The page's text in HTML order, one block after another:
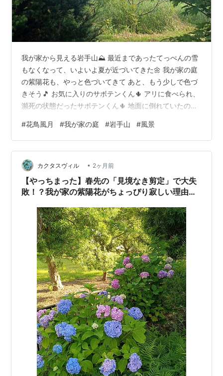
我が家から見える岩手山⛰️ 最近まであったてっぺんの雪
もなくなって、いよいよ夏が近づいてきた🌼 我が家の庭
の紫陽花も、やっと色づいてきて あと、もう少しで色づ
きそう🎵 お気に入りのサボテンくん🌵 アリに食べられ、
瀕死の状態だったサボテンくん🌵 地面に倒れていたの
こたえ、 そのうち、小さなサボテンが生えてきて、今で
は、 もう一つサボテンが生えてきてる🌵🌵 レモンバーム
は、いつも元気よく🌿 時々、ハーブティーで頂いてま～
す🫖 我が家の梅 梅干しにするには、まだもう少し🤔 お
いしい梅干しにしてあげるからね🎵 最後は、きゅうりく
ん🥒 一応、きゅうりが…
#花鳥風月 #我が家の庭 #岩手山 #風景
カクタスヴィル • 2ヶ月前
【やっちまった】春先の「見境なき剪定」で大失
敗！？我が家の紫陽花がちょっぴり寂しい理由と